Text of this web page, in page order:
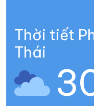
Thời tiết
Thái